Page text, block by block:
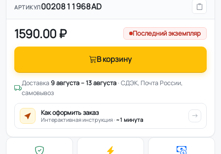
АРТИКУЛ0020811968AD
1590.00 ₽ Последний экземпляр
В корзину
Доставка9 августа – 13 августа · СДЭК, Почта России,
самовывоз
Как оформить заказ
Интерактивная инструкция · ~1 минута